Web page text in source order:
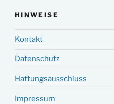
HINWEISE
Kontakt
Datenschutz
Haftungsausschluss
Impressum